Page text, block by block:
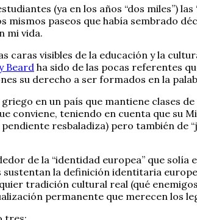
(ya en los años “dos miles”) las
paseos que había sembrado
mi vida.
visibles de la educación y la
Beard ha sido de las pocas referentes
su derecho a ser formados en la
en un país que mantiene clases
conviene, teniendo en cuenta que su
resbaladiza) pero también de
de la “identidad europea” que
la definición identitaria
tradición cultural real (qué
permanente que merecen los